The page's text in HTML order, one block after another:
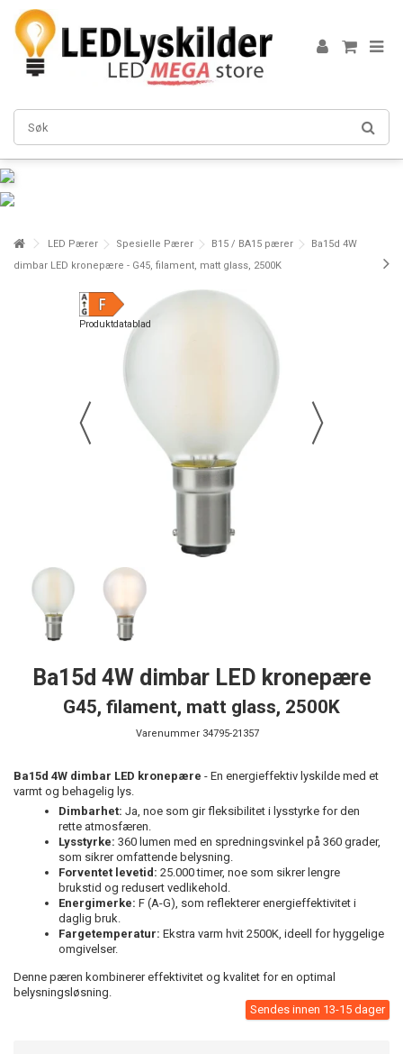
LED Pærer Spesielle Pærer B15 / BA15 pærer
Ba15d 4W
dimbar LED kronepære - G45, filament, matt glass, 2500K
Produktdatablad
Ba15d 4W dimbar LED kronepære
G45, filament, matt glass, 2500K
Varenummer 34795-21357
Ba15d 4W dimbar LED kronepære - En energieffektiv lyskilde med et
varmt og behagelig lys.
Dimbarhet: Ja, noe som gir fleksibilitet i lysstyrke for den
rette atmosfæren.
Lysstyrke: 360 lumen med en spredningsvinkel på 360 grader,
som sikrer omfattende belysning.
Forventet levetid: 25.000 timer, noe som sikrer lengre
brukstid og redusert vedlikehold.
Energimerke: F (A-G), som reflekterer energieffektivitet i
daglig bruk.
Fargetemperatur: Ekstra varm hvit 2500K, ideell for hyggelige
omgivelser.
Denne pæren kombinerer effektivitet og kvalitet for en optimal
belysningsløsning.
Sendes innen 13-15 dager